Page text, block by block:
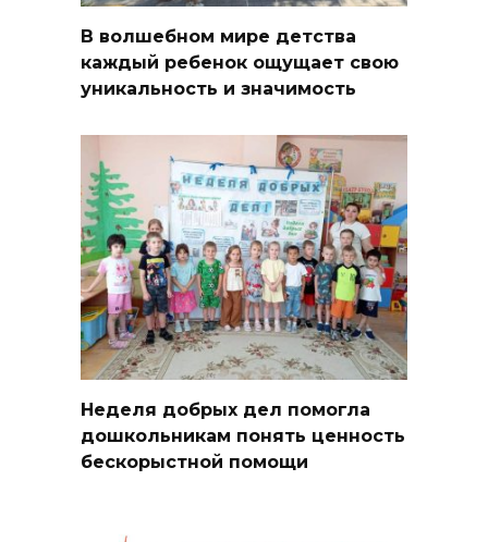
В волшебном мире детства
каждый ребенок ощущает свою
уникальность и значимость
Неделя добрых дел помогла
дошкольникам понять ценность
бескорыстной помощи